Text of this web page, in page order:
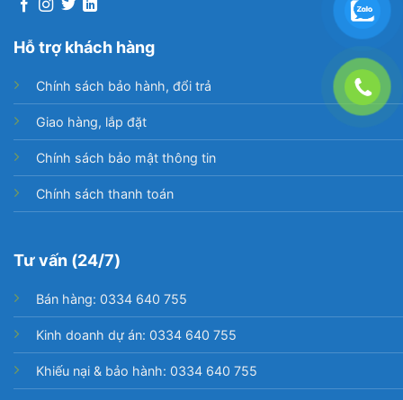
Cơ chế vận hành tự động, đa dạng
tính năng
Hệ thống hẹn giờ lên đến 24h cùng chế độ cài đặt
3 chương trình cài đặt tự động: Hút ẩm thoải mái, Sấy
khô liên tục, Điều chỉnh độ ẩm theo yêu cầu.
Bộ nhớ lưu lại lịch sử làm việc giúp người dùng theo
Hỗ trợ khách hàng
Chính sách bảo hành, đổi trả
Giao hàng, lắp đặt
Chính sách bảo mật thông tin
Chính sách thanh toán
Tư vấn (24/7)
Bán hàng: 0334 640 755
Kinh doanh dự án: 0334 640 755
Khiếu nại & bảo hành: 0334 640 755